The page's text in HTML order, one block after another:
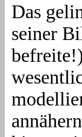
Das
seiner